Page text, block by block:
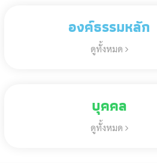
องค์ธรรมหลัก
ดูทั้งหมด
บุคคล
ดูทั้งหมด